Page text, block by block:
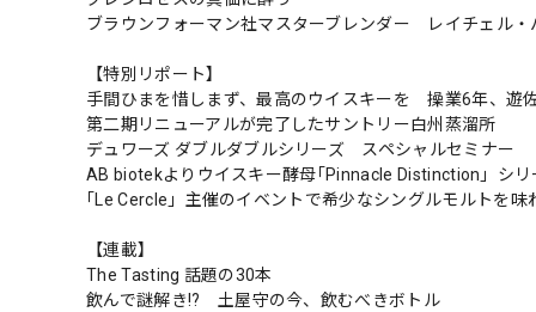
ブラウンフォーマン社マスターブレンダー レイチェル・
【特別リポート】
手間ひまを惜しまず、最高のウイスキーを 操業6年、遊
第二期リニューアルが完了したサントリー白州蒸溜所
デュワーズ ダブルダブルシリーズ スペシャルセミナー
AB biotekよりウイスキー酵母｢Pinnacle Distinction」シリ
｢Le Cercle」主催のイベントで希少なシングルモルトを味
【連載】
The Tasting 話題の30本
飲んで謎解き!? 土屋守の今、飲むべきボトル